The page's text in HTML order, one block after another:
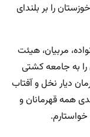
را بر بلندای
مربیان، هیئت
به جامعه کشتی
دیار نخل و آفتاب
همه قهرمانان و